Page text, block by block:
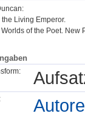
:
the Living Emperor.
of the Poet. New